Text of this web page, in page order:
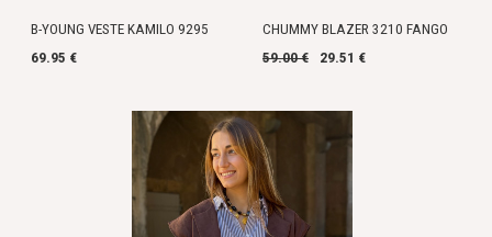
B-YOUNG VESTE KAMILO 9295
69.95 €
CHUMMY BLAZER 3210 FANGO
59.00 €
29.51 €